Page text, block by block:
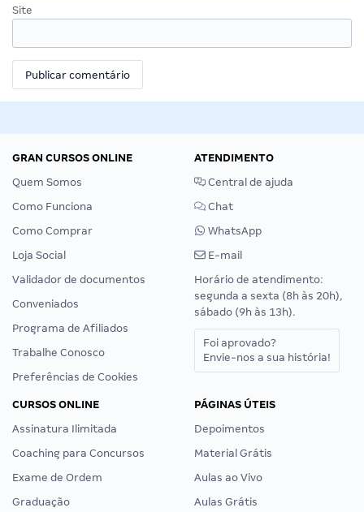
Site
GRAN CURSOS ONLINE
Quem Somos
Como Funciona
Como Comprar
Loja Social
Validador de documentos
Conveniados
Programa de Afiliados
Trabalhe Conosco
Preferências de Cookies
ATENDIMENTO
Central de ajuda
Chat
WhatsApp
E-mail
Horário de atendimento:
segunda a sexta (8h às 20h),
sábado (9h às 13h).
Foi aprovado?
Envie-nos a sua história!
CURSOS ONLINE
Assinatura Ilimitada
Coaching para Concursos
Exame de Ordem
Graduação
PÁGINAS ÚTEIS
Depoimentos
Material Grátis
Aulas ao Vivo
Aulas Grátis